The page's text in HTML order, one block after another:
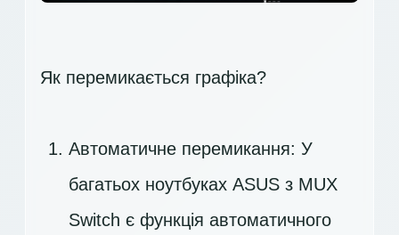
Як перемикається графіка?
Автоматичне перемикання: У
багатьох ноутбуках ASUS з MUX
Switch є функція автоматичного